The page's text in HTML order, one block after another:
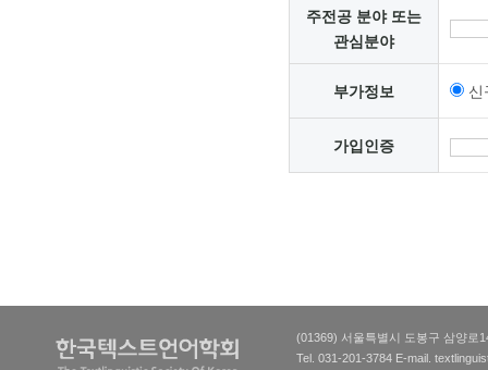
주전공 분야 또는
관심분야
부가정보
가입인증
(01369) 서울특별시 도봉구 삼양로
Tel. 031-201-3784 E-mail.